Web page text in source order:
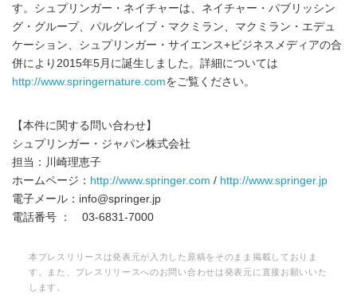
す。シュプリンガー・ネイチャーは、ネイチャー・パブリッシン
グ・グループ、パルグレイブ・マクミラン、マクミラン・エデュ
ケーション、シュプリンガー・サイエンス+ビジネスメディアの合
併により2015年5月に誕生しました。詳細については
http://www.springernature.comをご覧ください。
【本件に関する問い合わせ】
シュプリンガー・ジャパン株式会社
担当：川崎理恵子
ホームページ： http://www.springer.com / http://www.springer.jp
電子メール：info@springer.jp
電話番号 ： 03-6831-7000
本プレスリリースは発表元が入力した原稿をそのまま掲載しておりま
す。また、プレスリリースへのお問い合わせは発表元に直接お願いいた
します。